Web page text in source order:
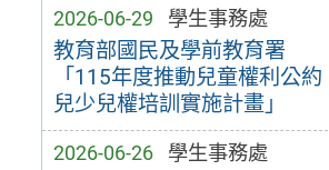
2026-06-29 學生事務處
教育部國民及學前教育署
「115年度推動兒童權利公約
兒少兒權培訓實施計畫」
2026-06-26 學生事務處